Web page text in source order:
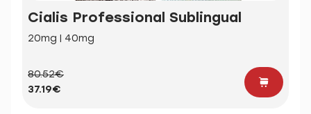
Cialis Professional Sublingual
20mg | 40mg
80.52€
37.19€